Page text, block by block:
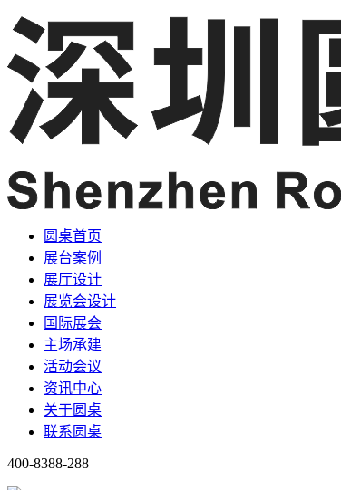
圆桌首页
展台案例
展厅设计
展览会设计
国际展会
主场承建
活动会议
资讯中心
关于圆桌
联系圆桌
400-8388-288